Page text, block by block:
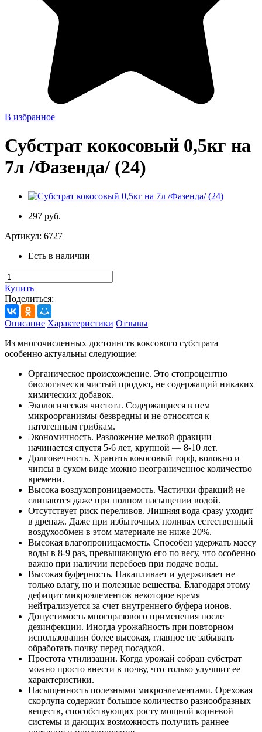
В избранное
Субстрат кокосовый 0,5кг на
7л /Фазенда/ (24)
297 руб.
Артикул: 6727
Есть в наличии
Купить
Поделиться:
Описание Характеристики Отзывы
Из многочисленных достоинств коксового субстрата
особенно актуальны следующие:
Органическое происхождение. Это стопроцентно
биологически чистый продукт, не содержащий никаких
химических добавок.
Экологическая чистота. Содержащиеся в нем
микроорганизмы безвредны и не относятся к
патогенным грибкам.
Экономичность. Разложение мелкой фракции
начинается спустя 5-6 лет, крупной ― 8-10 лет.
Долговечность. Хранить кокосовый торф, волокно и
чипсы в сухом виде можно неограниченное количество
времени.
Высока воздухопроницаемость. Частички фракций не
слипаются даже при полном насыщении водой.
Отсутствует риск переливов. Лишняя вода сразу уходит
в дренаж. Даже при избыточных поливах естественный
воздухообмен в этом материале не ниже 20%.
Высокая влагопроницаемость. Способен удержать массу
воды в 8-9 раз, превышающую его по весу, что особенно
важно при наличии перебоев при подаче воды.
Высокая буферность. Накапливает и удерживает не
только влагу, но и полезные вещества. Благодаря этому
дефицит микроэлементов некоторое время
нейтрализуется за счет внутреннего буфера ионов.
Допустимость многоразового применения после
дезинфекции. Иногда урожайность при повторном
использовании более высокая, главное не забывать
обработать почву перед посадкой.
Простота утилизации. Когда урожай собран субстрат
можно просто внести в почву, что только улучшит ее
характеристики.
Насыщенность полезными микроэлементами. Ореховая
скорлупа содержит большое количество разнообразных
веществ, способствующих росту мощной корневой
системы и дающих возможность получить раннее